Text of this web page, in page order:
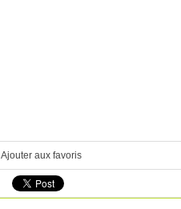
Ajouter aux favoris